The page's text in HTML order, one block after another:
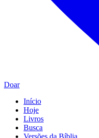
Doar
Início
Hoje
Livros
Busca
Versões da Bíblia